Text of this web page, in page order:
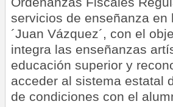
servicios de enseñanza en
´Juan Vázquez´, con el
integra las enseñanzas
educación superior y
acceder al sistema estatal
de condiciones con el